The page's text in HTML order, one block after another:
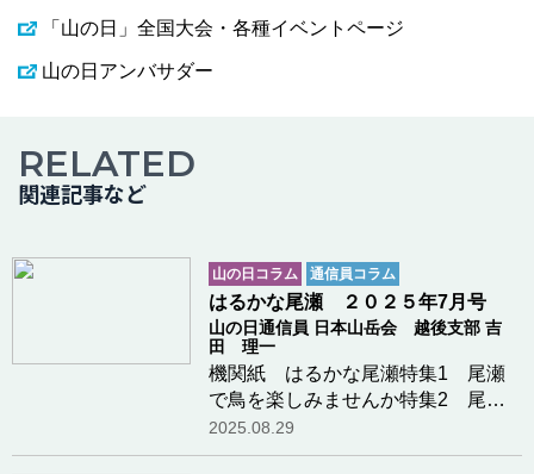
「山の日」全国大会・各種イベントページ
山の日アンバサダー
RELATED
関連記事など
山の日コラム 通信員コラム
はるかな尾瀬 ２０２５年7月号
山の日通信員 日本山岳会 越後支部 吉
田 理一
機関紙 はるかな尾瀬特集1 尾瀬
で鳥を楽しみませんか特集2 尾瀬
とインタープリテーション
2025.08.29